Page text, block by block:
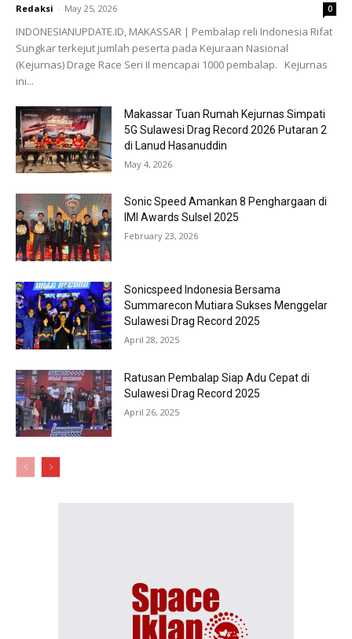
Redaksi - May 25, 2026 0
INDONESIANUPDATE.ID, MAKASSAR | Pembalap reli Indonesia Rifat
Sungkar terkejut jumlah peserta pada Kejuraan Nasional
(Kejurnas) Drage Race Seri II mencapai 1000 pembalap. Kejurnas
ini...
Makassar Tuan Rumah Kejurnas Simpati
5G Sulawesi Drag Record 2026 Putaran 2
di Lanud Hasanuddin
May 4, 2026
Sonic Speed Amankan 8 Penghargaan di
IMI Awards Sulsel 2025
February 23, 2026
Sonicspeed Indonesia Bersama
Summarecon Mutiara Sukses Menggelar
Sulawesi Drag Record 2025
April 28, 2025
Ratusan Pembalap Siap Adu Cepat di
Sulawesi Drag Record 2025
April 26, 2025